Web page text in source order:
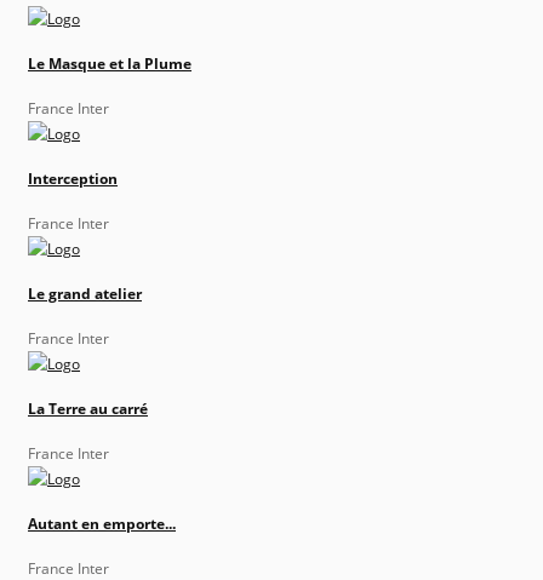
Le Masque et la Plume
France Inter
Interception
France Inter
Le grand atelier
France Inter
La Terre au carré
France Inter
Autant en emporte...
France Inter